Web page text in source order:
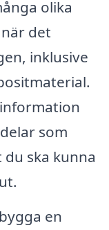
olika
det
inklusive
som
ska kunna
en